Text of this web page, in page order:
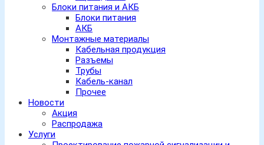
Блоки питания и АКБ
Блоки питания
АКБ
Монтажные материалы
Кабельная продукция
Разъемы
Трубы
Кабель-канал
Прочее
Новости
Акция
Распродажа
Услуги